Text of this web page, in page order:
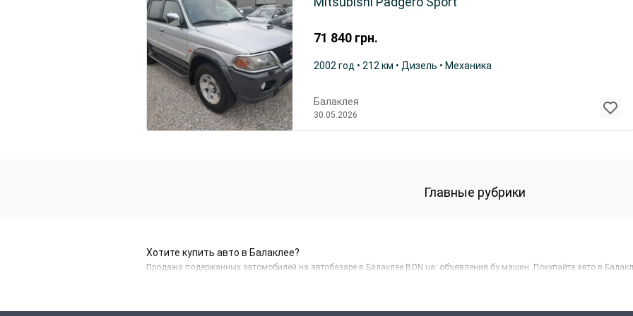
71 840 грн.
2002 год • 212 км • Дизель • Механика
Балаклея
30.05.2026
Главные рубрики
Хотите купить авто в Балаклее?
Продажа подержанных автомобилей на автобазаре в Балаклее BON.ua: объявления бу машин. Покупайте авто в